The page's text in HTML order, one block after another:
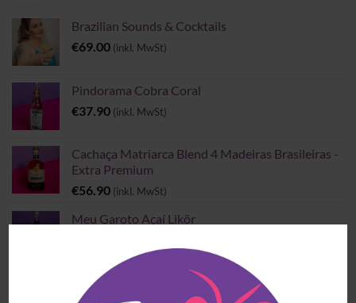
Brazilian Sounds & Cocktails
€69.00 (inkl. MwSt)
Pindorama Cobra Coral
€37.90 (inkl. MwSt)
Cachaça Matriarca Blend 4 Madeiras Brasileiras -
Extra Premium
€56.90 (inkl. MwSt)
Meu Garoto Açaí Likör
MEISTVERKAUFTE ARTIKEL